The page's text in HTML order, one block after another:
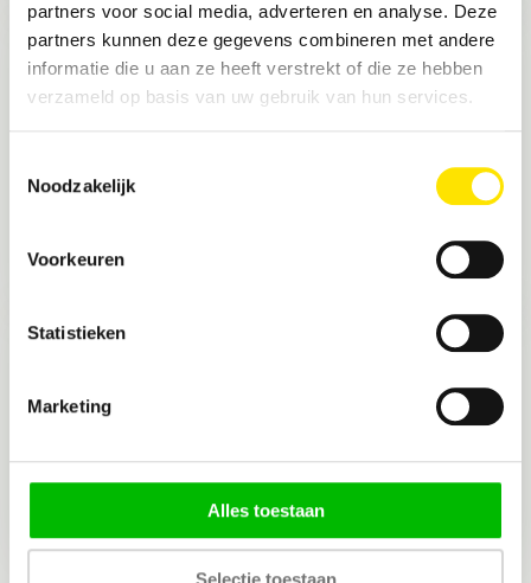
partners voor social media, adverteren en analyse. Deze
partners kunnen deze gegevens combineren met andere
informatie die u aan ze heeft verstrekt of die ze hebben
verzameld op basis van uw gebruik van hun services.
Noodzakelijk
Voorkeuren
Statistieken
Marketing
Alles toestaan
Vliegenval Professional vanaf
€20,96 excl. lokstof
Vliegenval emmer
Op voorraad
Bekijken
Verzendkosten
€ 19,95*
Bekijken
* Incl. btw Excl.